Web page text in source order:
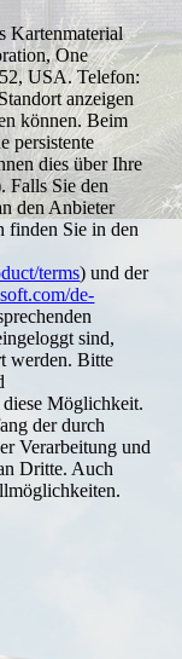
Kartenmaterial
One
USA. Telefon:
anzeigen
können. Beim
persistente
dies über Ihre
Falls Sie den
den Anbieter
finden Sie in den
terms) und der
de-
sind,
werden. Bitte
Möglichkeit.
der durch
Verarbeitung und
Dritte. Auch